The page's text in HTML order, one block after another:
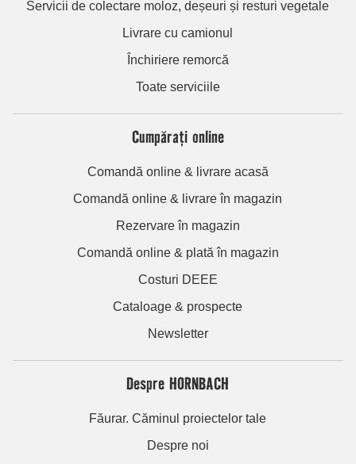
Servicii de colectare moloz, deșeuri și resturi vegetale
Livrare cu camionul
Închiriere remorcă
Toate serviciile
Cumpărați online
Comandă online & livrare acasă
Comandă online & livrare în magazin
Rezervare în magazin
Comandă online & plată în magazin
Costuri DEEE
Cataloage & prospecte
Newsletter
Despre HORNBACH
Făurar. Căminul proiectelor tale
Despre noi